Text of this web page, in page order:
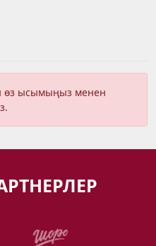
өз ысымыңыз менен